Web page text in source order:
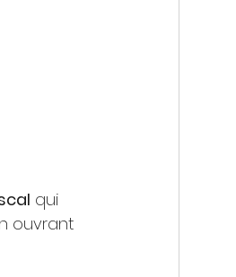
qui
ouvrant